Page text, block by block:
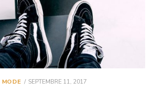
MODE
POSTED
SEPTEMBRE 11, 2017